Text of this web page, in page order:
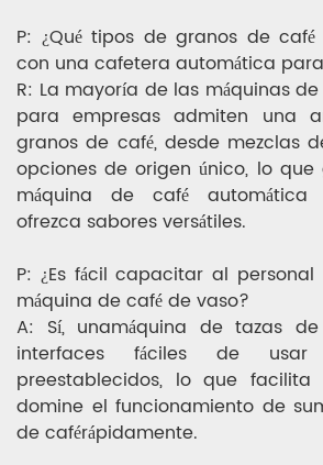
P: ¿Qué tipos de granos de
con una cafetera automática
R: La mayoría de las máquinas
para empresas admiten una
granos de café, desde mezclas
opciones de origen único, lo
máquina de café automática
ofrezca sabores versátiles.
P: ¿Es fácil capacitar al
máquina de café de vaso?
A: Sí, unamáquina de tazas
interfaces fáciles de
preestablecidos, lo que
domine el funcionamiento de su
de caférápidamente.